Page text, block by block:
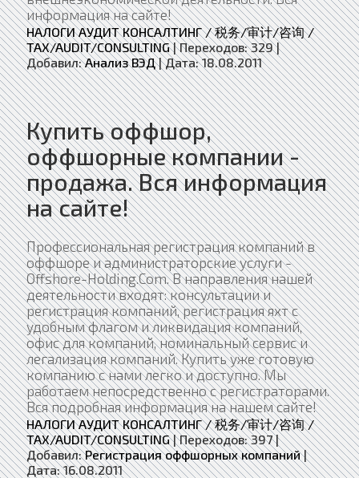
информация на сайте!
НАЛОГИ АУДИТ КОНСАЛТИНГ / 税务/审计/咨询 /
TAX/AUDIT/CONSULTING|Переходов: 329 |
Добавил: Анализ ВЭД |Дата: 18.08.2011
Купить оффшор,
оффшорные компании -
продажа. Вся информация
на сайте!
Профессиональная регистрация компаний в
оффшоре и администраторские услуги -
Offshore-Holding.Com. В направления нашей
деятельности входят: консультации и
регистрация компаний, регистрация яхт с
удобным флагом и ликвидация компаний,
офис для компаний, номинальный сервис и
легализация компаний. Купить уже готовую
компанию с нами легко и доступно. Мы
работаем непосредственно с регистраторами.
Вся подробная информация на нашем сайте!
НАЛОГИ АУДИТ КОНСАЛТИНГ / 税务/审计/咨询 /
TAX/AUDIT/CONSULTING|Переходов: 397 |
Добавил: Регистрация оффшорных компаний |
Дата: 16.08.2011